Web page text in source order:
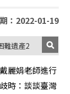
：2022-01-19
難遺產2
麗娟老師進行
時：談談臺灣